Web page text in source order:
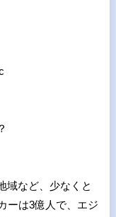
域など、少なくと
ーは3億人で、エジ